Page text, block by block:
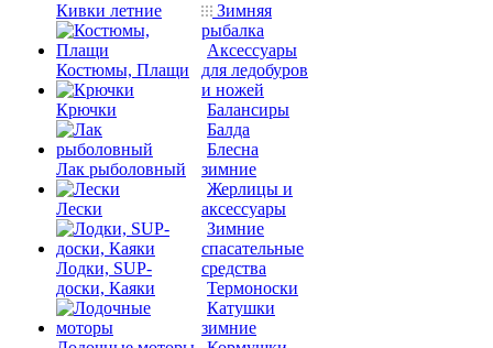
Кивки летние
Костюмы, Плащи
Крючки
Лак рыболовный
Лески
Лодки, SUP-
доски, Каяки
Зимняя
рыбалка
Аксессуары
для ледобуров
и ножей
Балансиры
Балда
Блесна
зимние
Жерлицы и
аксессуары
Зимние
спасательные
средства
Термоноски
Катушки
зимние